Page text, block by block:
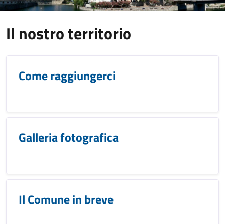
Il nostro territorio
Come raggiungerci
Galleria fotografica
Il Comune in breve